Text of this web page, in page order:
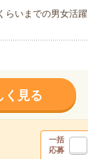
らいまでの男女活躍
く見る
一括
応募